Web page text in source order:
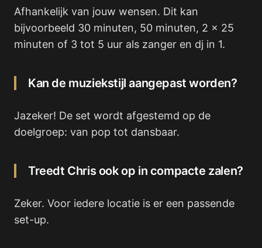
Afhankelijk van jouw wensen. Dit kan
bijvoorbeeld 30 minuten, 50 minuten, 2 x 25
minuten of 3 tot 5 uur als zanger en dj in 1.
Kan de muziekstijl aangepast worden?
Jazeker! De set wordt afgestemd op de
doelgroep: van pop tot dansbaar.
Treedt Chris ook op in compacte zalen?
Zeker. Voor iedere locatie is er een passende
set-up.